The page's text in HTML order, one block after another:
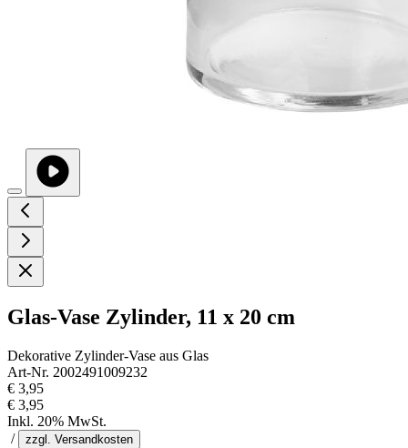
Glas-Vase Zylinder, 11 x 20 cm
Dekorative Zylinder-Vase aus Glas
Art-Nr. 2002491009232
€ 3,95
€ 3,95
Inkl. 20% MwSt.
/
zzgl. Versandkosten